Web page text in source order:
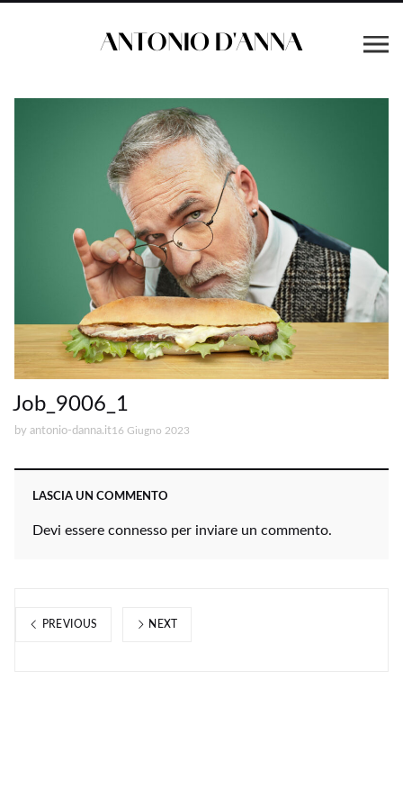
Job_9006_1
by antonio-danna.it16 Giugno 2023
LASCIA UN COMMENTO
Devi essere connesso per inviare un commento.
PREVIOUS NEXT